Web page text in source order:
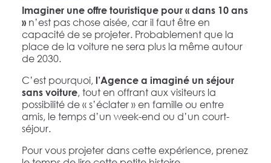
Imaginer une offre touristique pour « dans 10 ans
»n’est pas chose aisée, car il faut être en
capacité de se projeter. Probablement que la
place de la voiture ne sera plus la même autour
de 2030.
C’est pourquoi, l’Agence a imaginé un séjour
sans voiture, tout en offrant aux visiteurs la
possibilité de « s’éclater » en famille ou entre
amis, le temps d’un week-end ou d’un court-
séjour.
Pour vous projeter dans cette expérience, prenez